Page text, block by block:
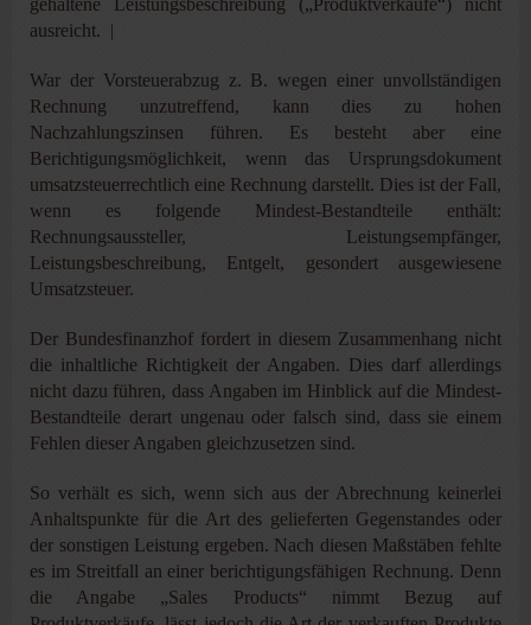
ausreicht. |
War der Vorsteuerabzug z. B. wegen einer unvollständigen
Rechnung unzutreffend, kann dies zu hohen
Nachzahlungszinsen führen. Es besteht aber eine
Berichtigungsmöglichkeit, wenn das Ursprungsdokument
umsatzsteuerrechtlich eine Rechnung darstellt. Dies ist der Fall,
wenn es folgende Mindest-Bestandteile enthält:
Rechnungsaussteller, Leistungsempfänger,
Leistungsbeschreibung, Entgelt, gesondert ausgewiesene
Umsatzsteuer.
Der Bundesfinanzhof fordert in diesem Zusammenhang nicht
die inhaltliche Richtigkeit der Angaben. Dies darf allerdings
nicht dazu führen, dass Angaben im Hinblick auf die Mindest-
Bestandteile derart ungenau oder falsch sind, dass sie einem
Fehlen dieser Angaben gleichzusetzen sind.
So verhält es sich, wenn sich aus der Abrechnung keinerlei
Anhaltspunkte für die Art des gelieferten Gegenstandes oder
der sonstigen Leistung ergeben. Nach diesen Maßstäben fehlte
es im Streitfall an einer berichtigungsfähigen Rechnung. Denn
die Angabe „Sales Products“ nimmt Bezug auf